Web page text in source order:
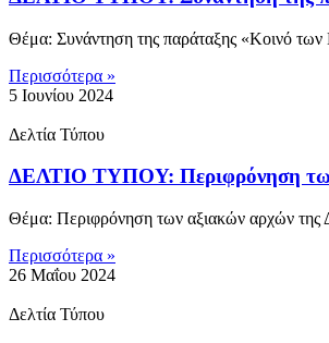
Θέμα: Συνάντηση της παράταξης «Κοινό των
Περισσότερα »
5 Ιουνίου 2024
Δελτία Τύπου
ΔΕΛΤΙΟ ΤΥΠΟΥ: Περιφρόνηση των
Θέμα: Περιφρόνηση των αξιακών αρχών
Περισσότερα »
26 Μαΐου 2024
Δελτία Τύπου